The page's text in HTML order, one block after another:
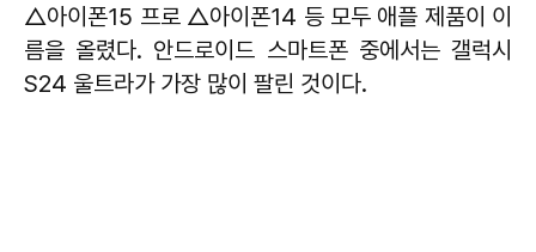
△아이폰15 프로 △아이폰14 등 모두 애플 제품이 이
름을 올렸다. 안드로이드 스마트폰 중에서는 갤럭시
S24 울트라가 가장 많이 팔린 것이다.